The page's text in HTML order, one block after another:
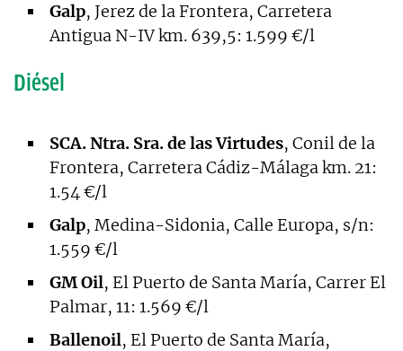
Galp, Jerez de la Frontera, Carretera
Antigua N-IV km. 639,5: 1.599 €/l
Diésel
SCA. Ntra. Sra. de las Virtudes, Conil de la
Frontera, Carretera Cádiz-Málaga km. 21:
1.54 €/l
Galp, Medina-Sidonia, Calle Europa, s/n:
1.559 €/l
GM Oil, El Puerto de Santa María, Carrer El
Palmar, 11: 1.569 €/l
Ballenoil, El Puerto de Santa María,